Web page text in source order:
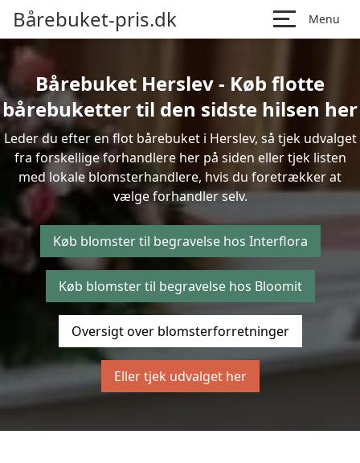
Bårebuket-pris.dk Menu
Bårebuket Herslev - Køb flotte
bårebuketter til den sidste hilsen her
Leder du efter en flot bårebuket i Herslev, så tjek udvalget
fra forskellige forhandlere her på siden eller tjek listen
med lokale blomsterhandlere, hvis du foretrækker at
vælge forhandler selv.
Køb blomster til begravelse hos Interflora
Køb blomster til begravelse hos Bloomit
Oversigt over blomsterforretninger
Eller tjek udvalget her